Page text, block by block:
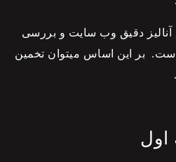
آنالیز دقیق وب سایت و بررسی
بر این اساس میتوان تخمین
اول